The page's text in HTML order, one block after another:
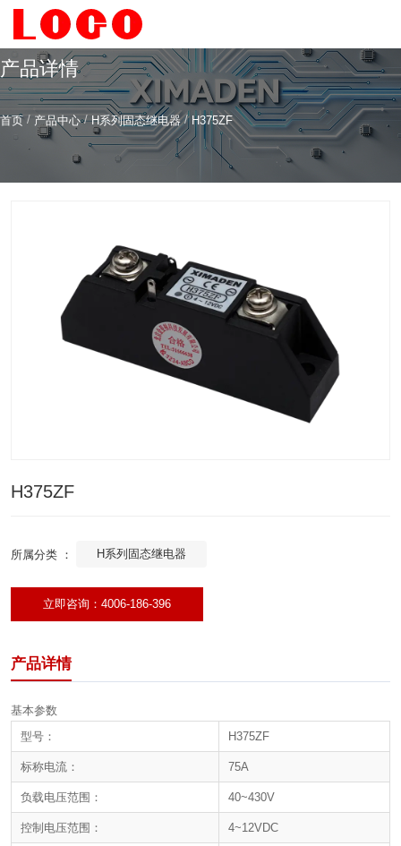
希曼顿科技专注研发与制造
全系列工业级交流固态继电器（SSR）、一体化电力调整
器
4006-186-396
产品详情
首页 / 产品中心 /H系列固态继电器 / H375ZF
H375ZF
所属分类 ： H系列固态继电器
立即咨询：4006-186-396
产品详情
基本参数
型号：
H375ZF
标称电流： 75A
负载电压范围： 40~430V
控制电压范围： 4~12VDC